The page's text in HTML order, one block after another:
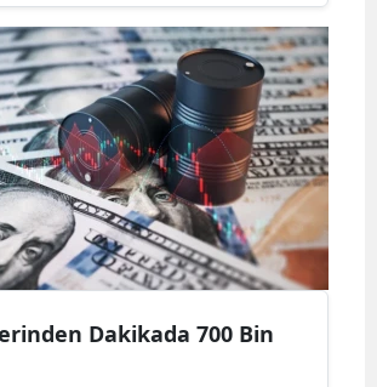
Dakikada 700 Bin